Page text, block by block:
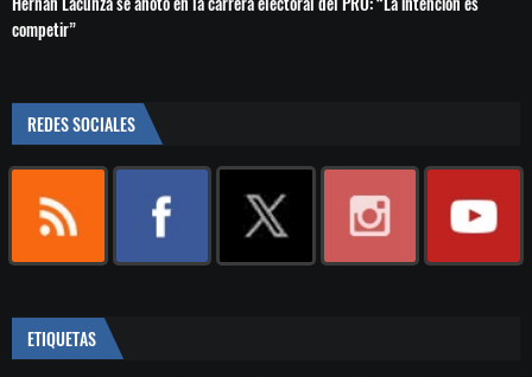
competir”
REDES SOCIALES
ETIQUETAS